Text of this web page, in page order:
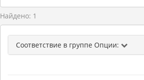
Найдено: 1
Соответствие в группе Опции: